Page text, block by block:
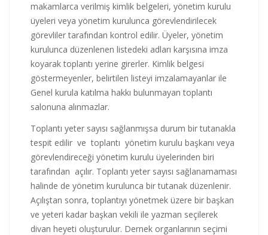
makamlarca verilmiş kimlik belgeleri, yönetim kurulu
üyeleri veya yönetim kurulunca görevlendirilecek
görevliler tarafından kontrol edilir. Üyeler, yönetim
kurulunca düzenlenen listedeki adları karşısına imza
koyarak toplantı yerine girerler. Kimlik belgesi
göstermeyenler, belirtilen listeyi imzalamayanlar ile
Genel kurula katılma hakkı bulunmayan toplantı
salonuna alınmazlar.
Toplantı yeter sayısı sağlanmışsa durum bir tutanakla
tespit edilir ve toplantı yönetim kurulu başkanı veya
görevlendireceği yönetim kurulu üyelerinden biri
tarafından açılır. Toplantı yeter sayısı sağlanamaması
halinde de yönetim kurulunca bir tutanak düzenlenir.
Açılıştan sonra, toplantıyı yönetmek üzere bir başkan
ve yeteri kadar başkan vekili ile yazman seçilerek
divan heyeti oluşturulur. Dernek organlarının seçimi